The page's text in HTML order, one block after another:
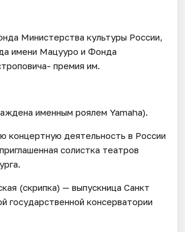
Министерства культуры России,
имени Мацууро и Фонда
премия им.
именным роялем Yamaha).
концертную деятельность в России
солистка театров
(скрипка) — выпускница Санкт
государственной консерватории